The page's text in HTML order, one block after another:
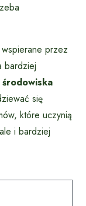
przez
bardziej
się
które uczynią
i bardziej